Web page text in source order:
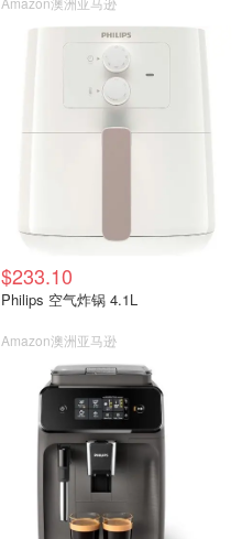
$233.10
Philips 空气炸锅 4.1L
Amazon澳洲亚马逊